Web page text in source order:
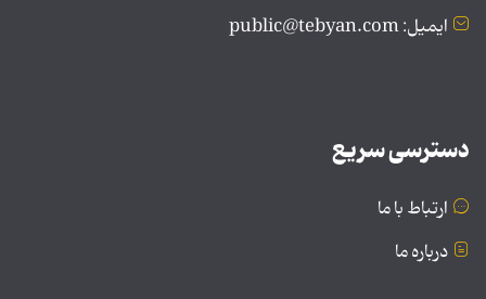
ایمیل: public@tebyan.com
دسترسی سریع
ارتباط با ما
درباره ما